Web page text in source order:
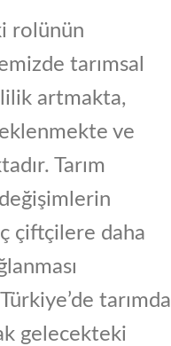
rolünün
tarımsal
artmakta,
ve
Tarım
çiftçilere daha
tarımda
gelecekteki